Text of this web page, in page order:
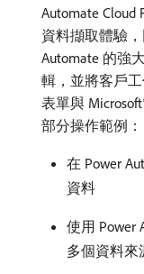
Automate
資料擷取體驗，
Automate 的強
輯，並將客戶
表單與
部分操作範例：
在 Power
資料
使用 Power
多個資料來